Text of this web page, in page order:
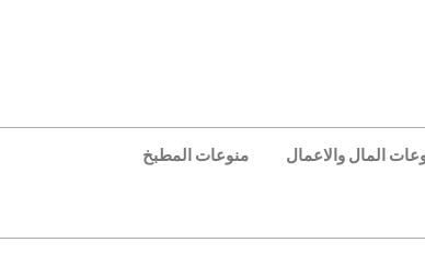
المال والاعمال منوعات المطبخ